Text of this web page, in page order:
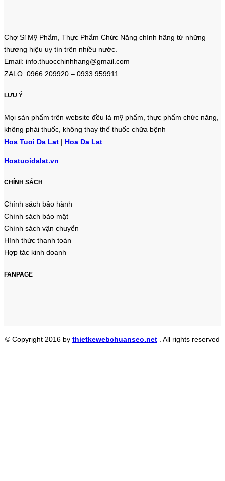
Chợ Sỉ Mỹ Phẩm, Thực Phẩm Chức Năng chính hãng từ những
thương hiệu uy tín trên nhiều nước.
Email: info.thuocchinhhang@gmail.com
ZALO: 0966.209920 – 0933.959911
LƯU Ý
Mọi sản phẩm trên website đều là mỹ phẩm, thực phẩm chức năng,
không phải thuốc, không thay thế thuốc chữa bệnh
Hoa Tuoi Da Lat | Hoa Da Lat
Hoatuoidalat.vn
CHÍNH SÁCH
Chính sách bảo hành
Chính sách bảo mật
Chính sách vận chuyển
Hình thức thanh toán
Hợp tác kinh doanh
FANPAGE
© Copyright 2016 by thietkewebchuanseo.net . All rights reserved